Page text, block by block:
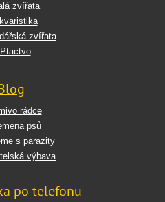
zvířata
zvířata
Ptactvo
rádce
psů
s parazity
výbava
po telefonu